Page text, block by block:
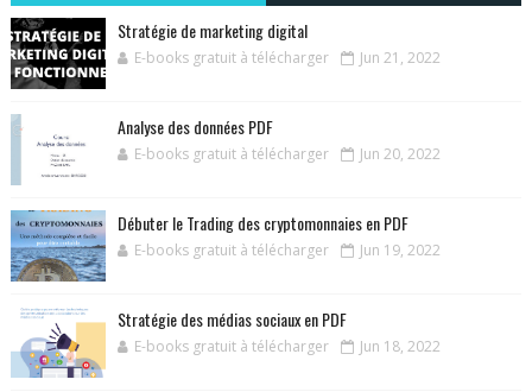
Stratégie de marketing digital
E-books gratuit à télécharger Jun 21, 2022
Analyse des données PDF
E-books gratuit à télécharger Jun 20, 2022
Débuter le Trading des cryptomonnaies en PDF
E-books gratuit à télécharger Jun 19, 2022
Stratégie des médias sociaux en PDF
E-books gratuit à télécharger Jun 18, 2022